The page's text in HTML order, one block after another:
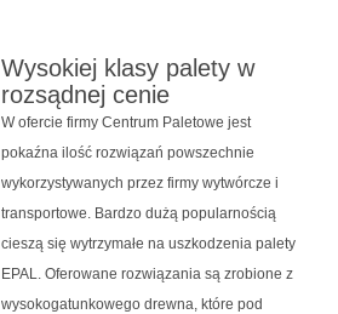
Wysokiej klasy palety w
rozsądnej cenie
W ofercie firmy Centrum Paletowe jest
pokaźna ilość rozwiązań powszechnie
wykorzystywanych przez firmy wytwórcze i
transportowe. Bardzo dużą popularnością
cieszą się wytrzymałe na uszkodzenia palety
EPAL. Oferowane rozwiązania są zrobione z
wysokogatunkowego drewna, które pod